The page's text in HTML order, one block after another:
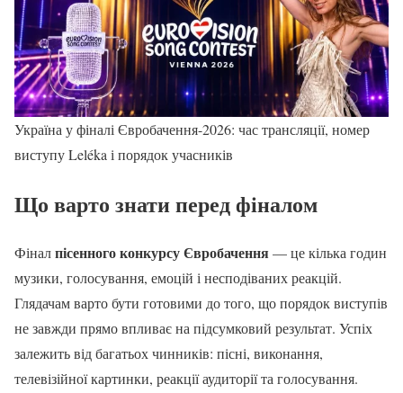
Україна у фіналі Євробачення-2026: час трансляції, номер
виступу Leléka і порядок учасників
Що варто знати перед фіналом
Фіналпісенного конкурсу Євробачення— це кілька годин
музики, голосування, емоцій і несподіваних реакцій.
Глядачам варто бути готовими до того, що порядок виступів
не завжди прямо впливає на підсумковий результат. Успіх
залежить від багатьох чинників: пісні, виконання,
телевізійної картинки, реакції аудиторії та голосування.